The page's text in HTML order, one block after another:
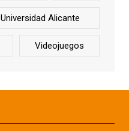
Universidad Alicante
Videojuegos